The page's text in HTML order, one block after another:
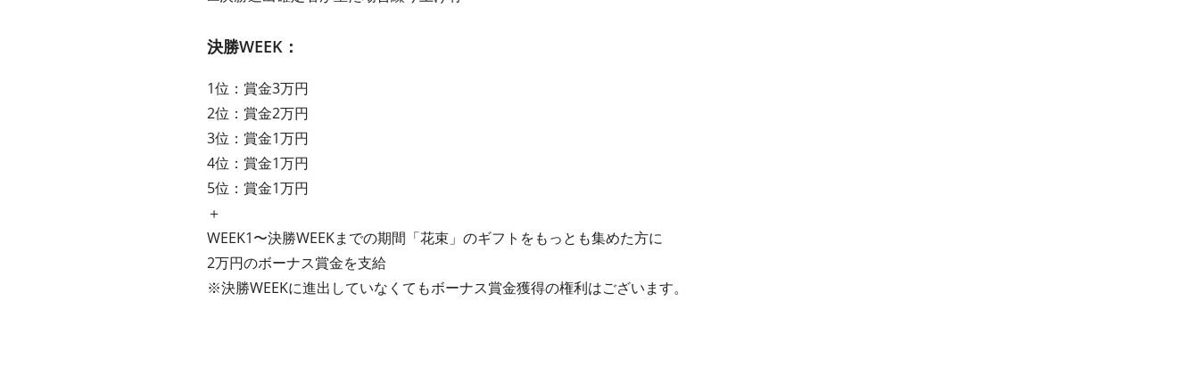
決勝WEEK：
1位：賞金3万円
2位：賞金2万円
3位：賞金1万円
4位：賞金1万円
5位：賞金1万円
＋
WEEK1〜決勝WEEKまでの期間「花束」のギフトをもっとも集めた方に
2万円のボーナス賞金を支給
※決勝WEEKに進出していなくてもボーナス賞金獲得の権利はございます。